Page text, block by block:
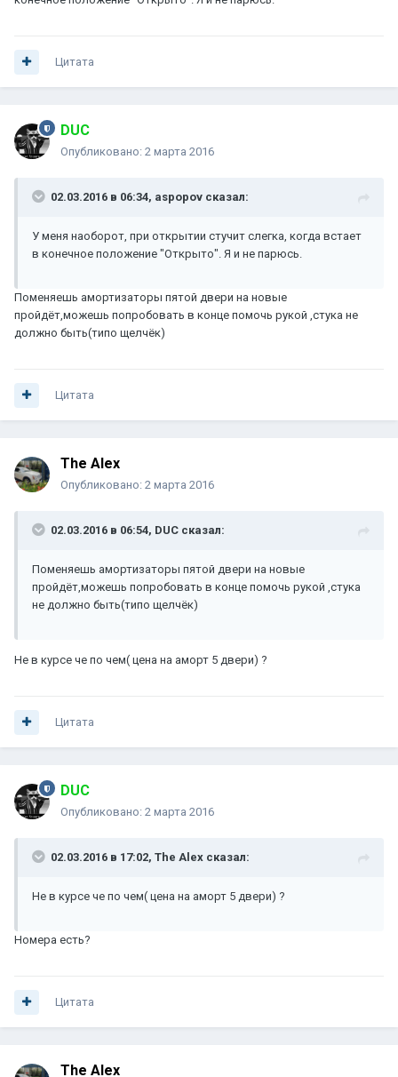
Цитата
DUC
Опубликовано: 2 марта 2016
02.03.2016 в 06:34, aspopov сказал:
У меня наоборот, при открытии стучит слегка, когда встает
в конечное положение "Открыто". Я и не парюсь.
Поменяешь амортизаторы пятой двери на новые
пройдёт,можешь попробовать в конце помочь рукой ,стука не
должно быть(типо щелчёк)
Цитата
The Alex
Опубликовано: 2 марта 2016
02.03.2016 в 06:54, DUC сказал:
Поменяешь амортизаторы пятой двери на новые
пройдёт,можешь попробовать в конце помочь рукой ,стука
не должно быть(типо щелчёк)
Не в курсе че по чем( цена на аморт 5 двери) ?
Цитата
DUC
Опубликовано: 2 марта 2016
02.03.2016 в 17:02, The Alex сказал:
Не в курсе че по чем( цена на аморт 5 двери) ?
Номера есть?
Цитата
The Alex